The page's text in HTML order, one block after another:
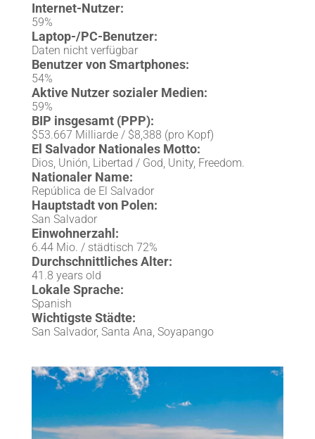
Internet-Nutzer:
59%
Laptop-/PC-Benutzer:
Daten nicht verfügbar
Benutzer von Smartphones:
54%
Aktive Nutzer sozialer Medien:
59%
BIP insgesamt (PPP):
$53.667 Milliarde / $8,388 (pro Kopf)
El Salvador Nationales Motto:
Dios, Unión, Libertad / God, Unity, Freedom.
Nationaler Name:
República de El Salvador
Hauptstadt von Polen:
San Salvador
Einwohnerzahl:
6.44 Mio. / städtisch 72%
Durchschnittliches Alter:
41.8 years old
Lokale Sprache:
Spanish
Wichtigste Städte:
San Salvador, Santa Ana, Soyapango